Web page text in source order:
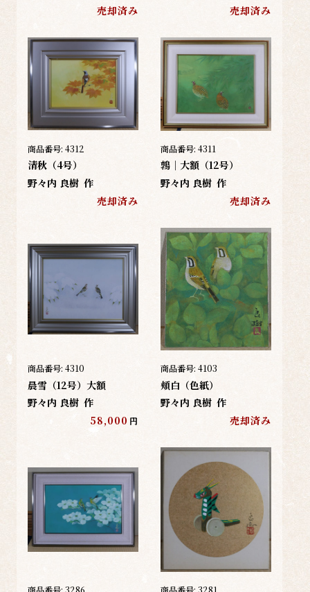
売却済み
売却済み
商品番号: 4312
清秋（4号）
野々内 良樹 作
売却済み
商品番号: 4311
鶉｜大額（12号）
野々内 良樹 作
売却済み
商品番号: 4310
晨雪（12号）大額
野々内 良樹 作
58,000 円
商品番号: 4103
頬白（色紙）
野々内 良樹 作
売却済み
商品番号: 3286 商品番号: 3281